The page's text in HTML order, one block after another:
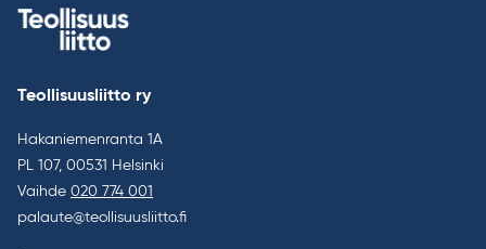
Teollisuusliitto ry
Hakaniemenranta 1A
PL 107, 00531 Helsinki
Vaihde 020 774 001
palaute@teollisuusliitto.fi